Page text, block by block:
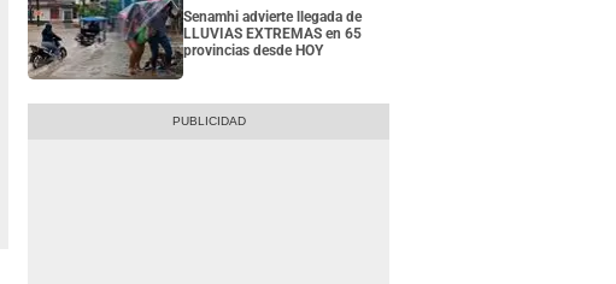
Senamhi advierte llegada de
LLUVIAS EXTREMAS en 65
provincias desde HOY